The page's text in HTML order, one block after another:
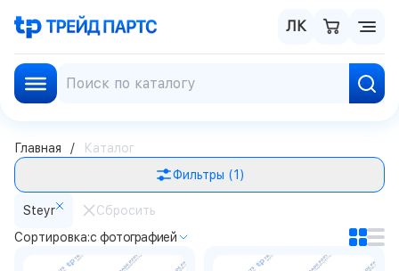
ЛК
Главная
Каталог
Фильтры (1)
Steyr
Сбросить
Сортировка:с фотографией